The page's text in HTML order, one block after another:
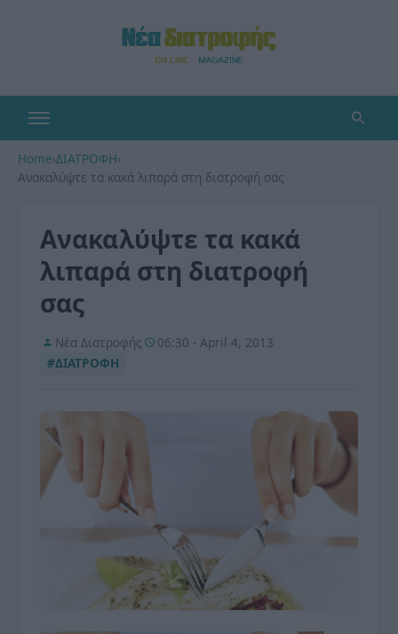
Home›ΔΙΑΤΡΟΦΗ›
Ανακαλύψτε τα κακά λιπαρά στη διατροφή σας
Ανακαλύψτε τα κακά
λιπαρά στη διατροφή
σας
Νέα Διατροφής
06:30 - April 4, 2013
#ΔΙΑΤΡΟΦΗ